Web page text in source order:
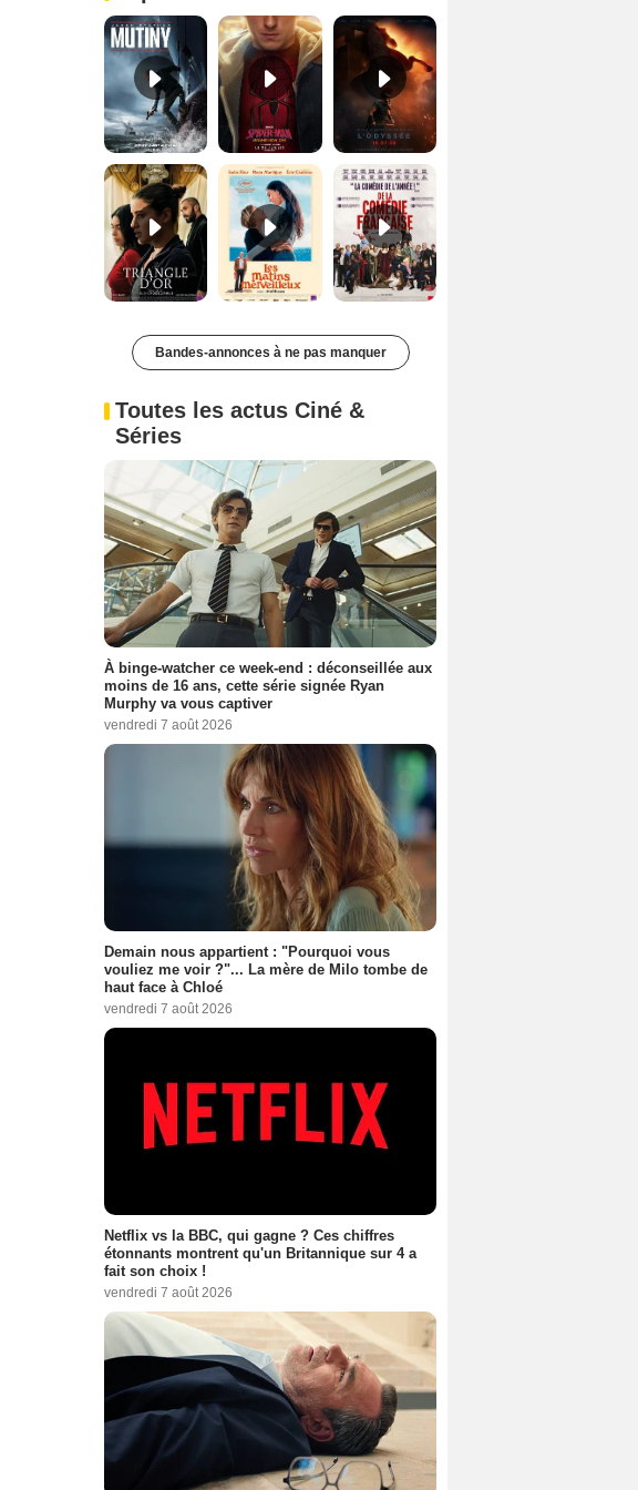
Le Triangle d'or Bande-annonce VF De la Comédie-Française Teaser VF
Bandes-annonces à ne pas manquer
Toutes les actus Ciné &
Séries
À binge-watcher ce week-end : déconseillée aux
moins de 16 ans, cette série signée Ryan
Murphy va vous captiver
vendredi 7 août 2026
Demain nous appartient : "Pourquoi vous
vouliez me voir ?"... La mère de Milo tombe de
haut face à Chloé
vendredi 7 août 2026
Netflix vs la BBC, qui gagne ? Ces chiffres
étonnants montrent qu'un Britannique sur 4 a
fait son choix !
vendredi 7 août 2026